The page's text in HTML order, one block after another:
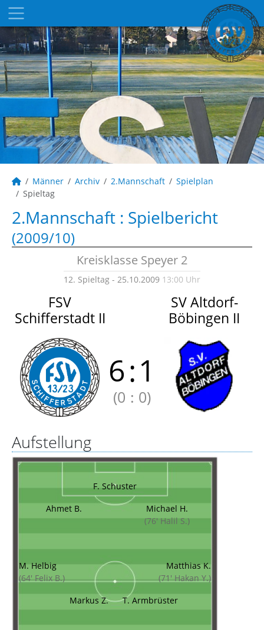
Männer Archiv 2.Mannschaft
Spielplan
Spieltag
2.Mannschaft : Spielbericht
(2009/10)
Kreisklasse Speyer 2
12. Spieltag - 25.10.2009 13:00 Uhr
FSV
Schifferstadt II
SV Altdorf-
Böbingen II
6:1
(0 : 0)
Aufstellung
F. Schuster
Ahmet B.
Michael H.
(76' Halil S.)
M. Helbig
(64' Felix B.)
Matthias K.
(71' Hakan Y.)
Markus Z.
T. Armbrüster